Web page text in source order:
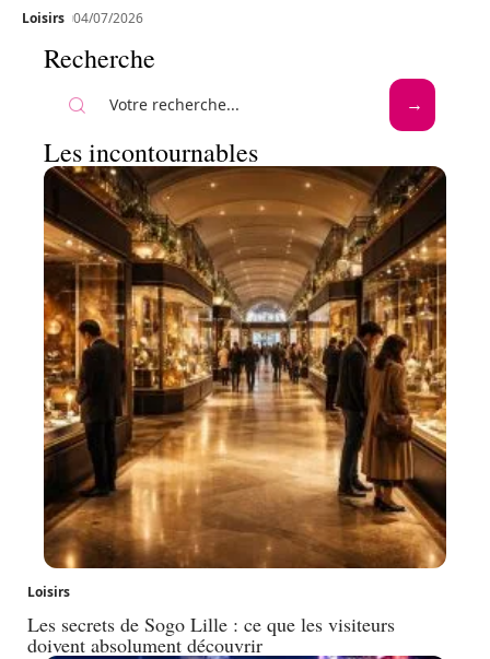
Loisirs 04/07/2026
Recherche
Les incontournables
Loisirs
Les secrets de Sogo Lille : ce que les visiteurs
doivent absolument découvrir